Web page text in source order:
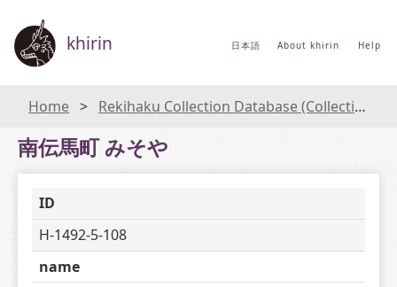
khirin 日本語 About khirin Help
Home Rekihaku Collection Database (Collections Database of the National Museum of Japanese History)
南伝馬町 みそや
ID
H-1492-5-108
name